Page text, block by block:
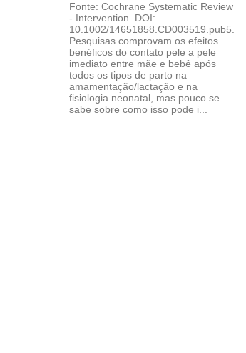
Fonte: Cochrane Systematic Review
- Intervention. DOI:
10.1002/14651858.CD003519.pub5.
Pesquisas comprovam os efeitos
benéficos do contato pele a pele
imediato entre mãe e bebê após
todos os tipos de parto na
amamentação/lactação e na
fisiologia neonatal, mas pouco se
sabe sobre como isso pode i...